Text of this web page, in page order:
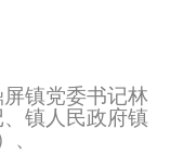
镇党委书记林
镇人民政府镇
、